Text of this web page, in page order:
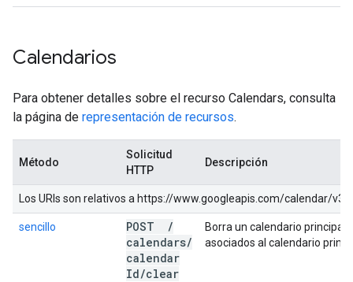
Calendarios
Para obtener detalles sobre el recurso Calendars, consulta
la página de representación de recursos.
Método
Solicitud
HTTP
Descripción
Los URIs son relativos a https://www.googleapis.com/calendar/v3,
sencillo POST
/
calendars/
calendar
Id/clear
Borra un calendario
asociados al calendario